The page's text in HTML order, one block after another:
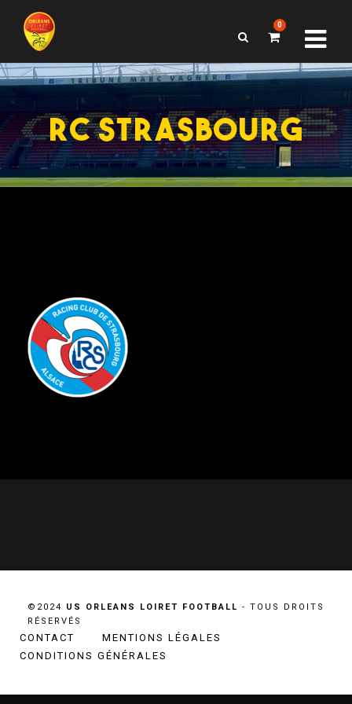
0
RC STRASBOURG
©2024 US ORLEANS LOIRET FOOTBALL - TOUS DROITS
RÉSERVÉS
CONTACT
MENTIONS LÉGALES
CONDITIONS GÉNÉRALES